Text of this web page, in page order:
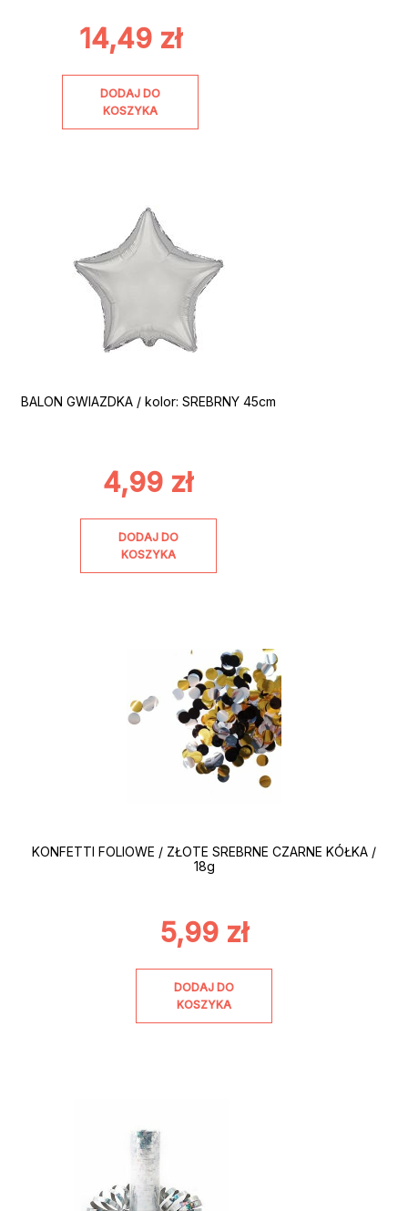
14,49 zł
DODAJ DO
KOSZYKA
BALON GWIAZDKA / kolor: SREBRNY 45cm
4,99 zł
DODAJ DO
KOSZYKA
KONFETTI FOLIOWE / ZŁOTE SREBRNE CZARNE KÓŁKA /
18g
5,99 zł
DODAJ DO
KOSZYKA